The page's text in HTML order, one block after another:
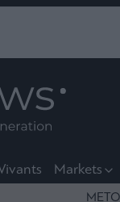
Markets